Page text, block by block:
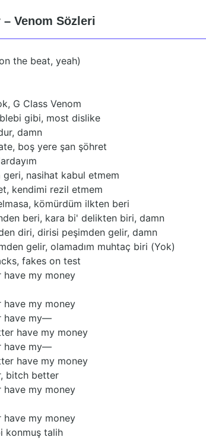
– Venom Sözleri
the beat, yeah)
G Class Venom
gibi, most dislike
damn
boş yere şan şöhret
geri, nasihat kabul etmem
kendimi rezil etmem
kömürdüm ilkten beri
beri, kara bi' delikten biri, damn
diri, dirisi peşimden gelir, damn
gelir, olamadım muhtaç biri (Yok)
fakes on test
have my money
have my money
have my—
have my money
have my—
have my money
bitch better
have my money
have my money
konmuş talih